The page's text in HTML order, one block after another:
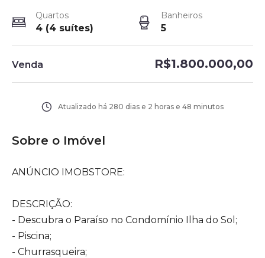
Quartos
4 (4 suítes)
Banheiros
5
Venda R$1.800.000,00
Atualizado há 280 dias e 2 horas e 48 minutos
Sobre o Imóvel
ANÚNCIO IMOBSTORE:
DESCRIÇÃO:
- Descubra o Paraíso no Condomínio Ilha do Sol;
- Piscina;
- Churrasqueira;